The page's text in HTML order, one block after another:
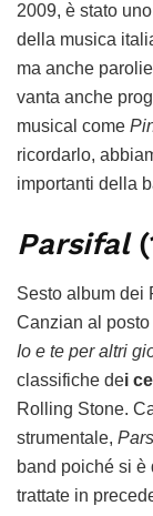
2009, è stato
della musica
ma anche
vanta anche
musical come
ricordarlo,
importanti della
Parsifal
Sesto album dei
Canzian al
Io e te per altri
classifiche dei
Rolling Stone.
strumentale,
band poiché si
trattate in